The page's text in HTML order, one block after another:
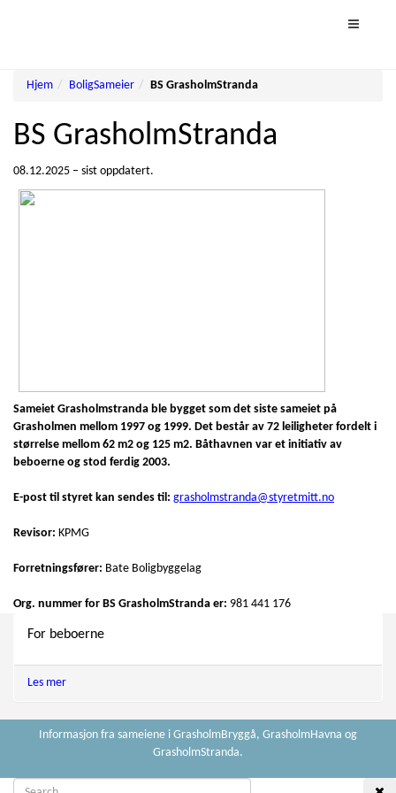
Toggle
Hjem BoligSameier BS GrasholmStranda
BS GrasholmStranda
08.12.2025 – sist oppdatert.
Sameiet Grasholmstranda ble bygget som det siste sameiet på
Grasholmen mellom 1997 og 1999. Det består av 72 leiligheter fordelt i
størrelse mellom 62 m2 og 125 m2. Båthavnen var et initiativ av
beboerne og stod ferdig 2003.
E-post til styret kan sendes til: grasholmstranda@styretmitt.no
Revisor: KPMG
Forretningsfører: Bate Boligbyggelag
Org. nummer for BS GrasholmStranda er: 981 441 176
For beboerne
Les mer
Informasjon fra sameiene i GrasholmBryggå, GrasholmHavna og
GrasholmStranda.